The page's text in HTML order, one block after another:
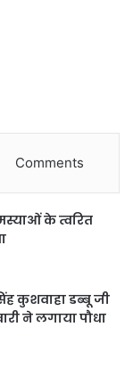
Comments
के त्वरित
कुशवाहा डब्बू जी
ने लगाया पौधा